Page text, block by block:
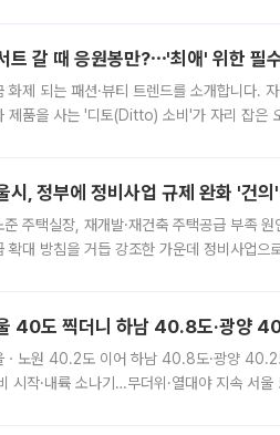
트 갈 때 응원봉만?⋯'최애' 위한 필
화제 되는 패션·뷰티 트렌드를 소개합니다.
제품을 사는 '디토(Ditto) 소비'가 자리 잡은
시, 정부에 정비사업 규제 완화 '건
준 주택실장, 재개발·재건축 주택공급 부족
확대 방침을 거듭 강조한 가운데 정비사업
40도 찍더니 하남 40.8도·광양
ㆍ노원 40.2도 이어 하남 40.8도·광양
시작·내륙 소나기…무더위·열대야 지속 서